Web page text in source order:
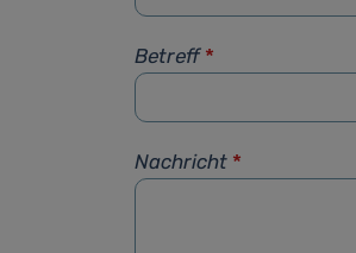
Betreff *
Nachricht *